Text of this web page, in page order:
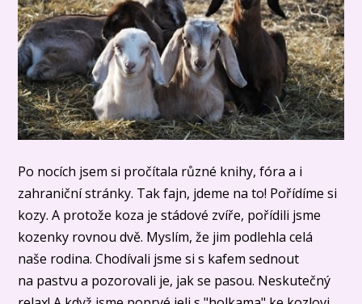
Po nocích jsem si pročítala různé knihy, fóra a i
zahraniční stránky. Tak fajn, jdeme na to! Pořídíme si
kozy. A protože koza je stádové zvíře, pořídili jsme
kozenky rovnou dvě. Myslím, že jim podlehla celá
naše rodina. Chodívali jsme si s kafem sednout
na pastvu a pozorovali je, jak se pasou. Neskutečný